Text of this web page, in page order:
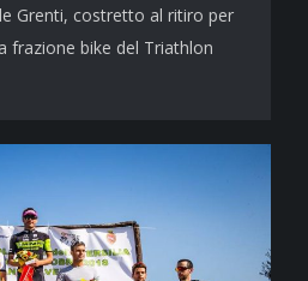
Grenti, costretto al ritiro per
frazione bike del Triathlon